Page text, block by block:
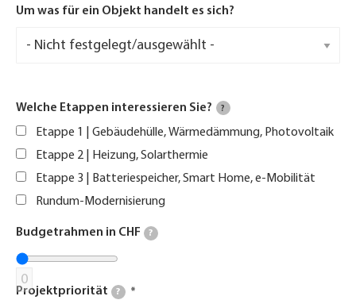
Um was für ein Objekt handelt es sich?
Welche Etappen interessieren Sie? ?
Etappe 1 | Gebäudehülle, Wärmedämmung, Photovoltaik
Etappe 2 | Heizung, Solarthermie
Etappe 3 | Batteriespeicher, Smart Home, e-Mobilität
Rundum-Modernisierung
Budgetrahmen in CHF ?
0
Projektpriorität ?